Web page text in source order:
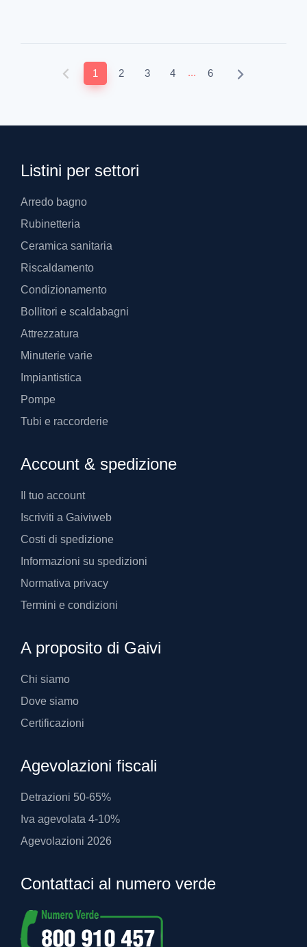
1 2 3 4 ... 6
Listini per settori
Arredo bagno
Rubinetteria
Ceramica sanitaria
Riscaldamento
Condizionamento
Bollitori e scaldabagni
Attrezzatura
Minuterie varie
Impiantistica
Pompe
Tubi e raccorderie
Account & spedizione
Il tuo account
Iscriviti a Gaiviweb
Costi di spedizione
Informazioni su spedizioni
Normativa privacy
Termini e condizioni
A proposito di Gaivi
Chi siamo
Dove siamo
Certificazioni
Agevolazioni fiscali
Detrazioni 50-65%
Iva agevolata 4-10%
Agevolazioni 2026
Contattaci al numero verde